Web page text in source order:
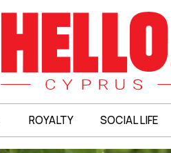
ROYALTY SOCIAL LIFE